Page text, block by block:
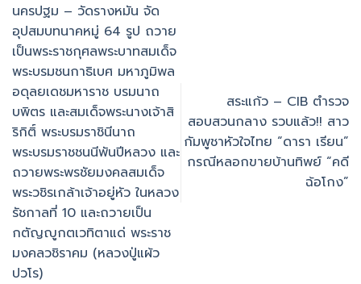
นครปฐม – วัดรางหมัน จัด
อุปสมบทนาคหมู่ 64 รูป ถวาย
เป็นพระราชกุศลพระบาทสมเด็จ
พระบรมชนกาธิเบศ มหาภูมิพล
อดุลยเดชมหาราช บรมนาถ
บพิตร และสมเด็จพระนางเจ้าสิ
ริกิติ์ พระบรมราชินีนาถ
พระบรมราชชนนีพันปีหลวง และ
ถวายพระพรชัยมงคลสมเด็จ
พระวชิรเกล้าเจ้าอยู่หัว ในหลวง
รัชกาลที่ 10 และถวายเป็น
กตัญญูกตเวทิตาแด่ พระราช
มงคลวชิราคม (หลวงปู่แผ้ว
ปวโร)
สระแก้ว – CIB ตำรวจ
สอบสวนกลาง รวบแล้ว!! สาว
กัมพูชาหัวใจไทย “ดารา เรียน”
กรณีหลอกขายบ้านทิพย์ “คดี
ฉ้อโกง”